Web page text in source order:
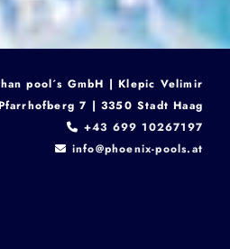
pool´s GmbH | Klepic Velimir
7 | 3350 Stadt Haag
 +43 699 10267197
 info@phoenix-pools.at